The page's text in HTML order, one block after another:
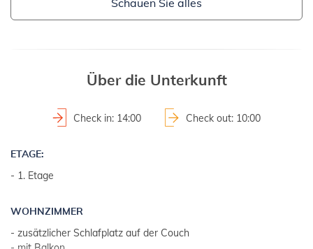
- Einzelhaus
- Grundstücksfläche: 630 m2
GRUNDSTÜCKE UND EINRICHTUNGEN:
ZUSÄTZLICHE INFORMATION:
- Parkplatz: 3
- Rasen
Über die Unterkunft
Check in: 14:00 Check out: 10:00
ETAGE:
- 1. Etage
WOHNZIMMER
- zusätzlicher Schlafplatz auf der Couch